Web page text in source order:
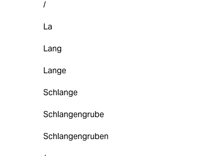
/
La
Lang
Lange
Schlange
Schlangengrube
Schlangengruben